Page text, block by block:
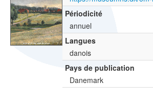
Périodicité
annuel
Langues
danois
Pays de publication
Danemark